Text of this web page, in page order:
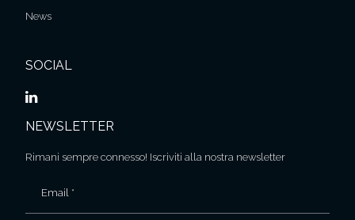
News
SOCIAL
NEWSLETTER
Rimani sempre connesso! Iscriviti alla nostra newsletter
Email *